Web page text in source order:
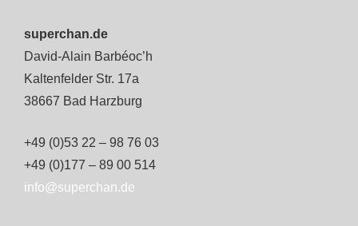
superchan.de
David-Alain Barbéoc’h
Kaltenfelder Str. 17a
38667 Bad Harzburg
+49 (0)53 22 – 98 76 03
+49 (0)177 – 89 00 514
info@superchan.de